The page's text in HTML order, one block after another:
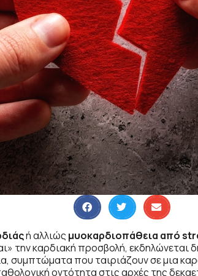
ή αλλιώς μυοκαρδιοπάθεια από
την καρδιακή προσβολή, εκδηλώνεται
συμπτώματα που ταιριάζουν σε μια
οντότητα στις αρχές της